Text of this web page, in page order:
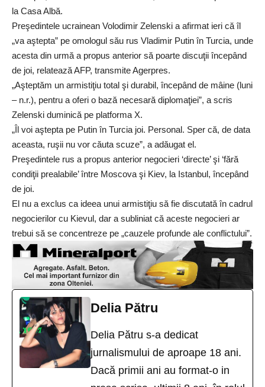
la Casa Albă.
Preşedintele ucrainean Volodimir Zelenski a afirmat ieri că îl
„va aştepta” pe omologul său rus Vladimir Putin în Turcia, unde
acesta din urmă a propus anterior să poarte discuţii începând
de joi, relatează AFP, transmite Agerpres.
„Aşteptăm un armistiţiu total şi durabil, începând de mâine (luni
– n.r.), pentru a oferi o bază necesară diplomaţiei”, a scris
Zelenski duminică pe platforma X.
„Îl voi aştepta pe Putin în Turcia joi. Personal. Sper că, de data
aceasta, ruşii nu vor căuta scuze”, a adăugat el.
Preşedintele rus a propus anterior negocieri ‘directe’ şi ‘fără
condiţii prealabile’ între Moscova şi Kiev, la Istanbul, începând
de joi.
El nu a exclus ca ideea unui armistiţiu să fie discutată în cadrul
negocierilor cu Kievul, dar a subliniat că aceste negocieri ar
trebui să se concentreze pe „cauzele profunde ale conflictului”.
Delia Pătru
Delia Pătru s-a dedicat
jurnalismului de aproape 18 ani.
Dacă primii ani au format-o in